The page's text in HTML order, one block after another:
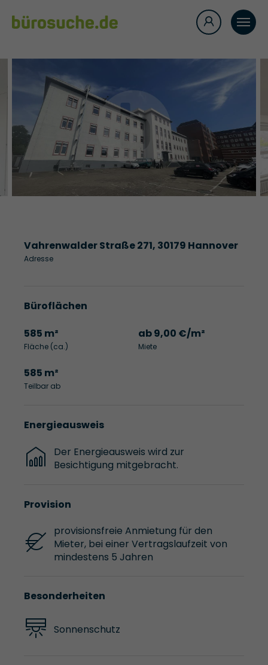
Vahrenwalder Straße 271, 30179 Hannover
Adresse
Büroflächen
585 m²
Fläche (ca.)
ab 9,00 €/m²
Miete
585 m²
Teilbar ab
Energieausweis
Der Energieausweis wird zur
Besichtigung mitgebracht.
Provision
provisionsfreie Anmietung für den
Mieter, bei einer Vertragslaufzeit von
mindestens 5 Jahren
Besonderheiten
Sonnenschutz